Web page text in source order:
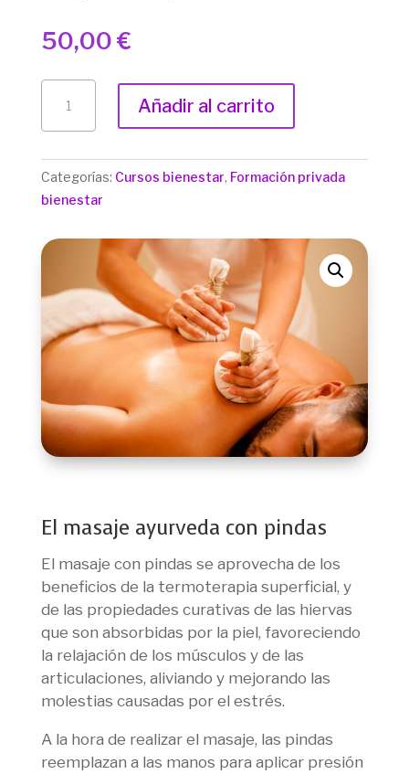
50,00€
MASAJE
CON
PINDAS
AYURVÉDICAS
Añadir al carrito
Categorías: Cursos bienestar, Formación privada
bienestar
El masaje ayurveda con pindas
El masaje con pindas se aprovecha de los
beneficios de la termoterapia superficial, y
de las propiedades curativas de las hiervas
que son absorbidas por la piel, favoreciendo
la relajación de los músculos y de las
articulaciones, aliviando y mejorando las
molestias causadas por el estrés.
A la hora de realizar el masaje, las pindas
reemplazan a las manos para aplicar presión